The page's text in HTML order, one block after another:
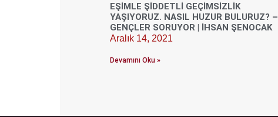
EŞIMLE ŞIDDETLI GEÇIMSIZLIK
YAŞIYORUZ. NASIL HUZUR BULURUZ? –
GENÇLER SORUYOR | İHSAN ŞENOCAK
Aralık 14, 2021
Devamını Oku »